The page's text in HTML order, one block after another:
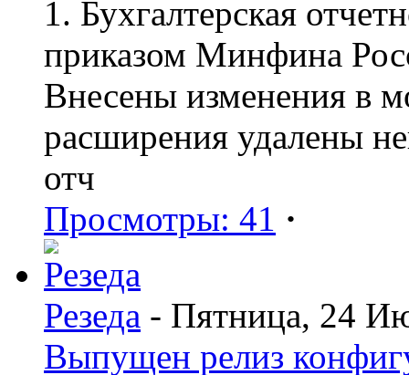
1. Бухгалтерская
приказом Минфина
Внесены изменения в
расширения удалены
отч
Просмотры: 41 ·
Резеда - Пятница, 24
Выпущен релиз